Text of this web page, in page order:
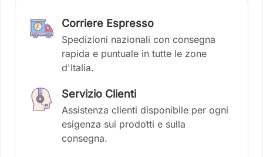
Corriere Espresso
Spedizioni nazionali con consegna
rapida e puntuale in tutte le zone
d'Italia.
Servizio Clienti
Assistenza clienti disponibile per ogni
esigenza sui prodotti e sulla
consegna.